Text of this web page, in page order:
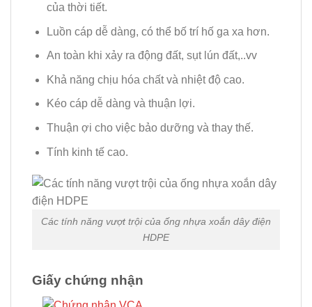
của thời tiết.
Luồn cáp dễ dàng, có thể bố trí hố ga xa hơn.
An toàn khi xảy ra động đất, sụt lún đất,..vv
Khả năng chịu hóa chất và nhiệt độ cao.
Kéo cáp dễ dàng và thuận lợi.
Thuận ợi cho việc bảo dưỡng và thay thế.
Tính kinh tế cao.
Các tính năng vượt trội của ống nhựa xoắn dây điện
HDPE
Giấy chứng nhận